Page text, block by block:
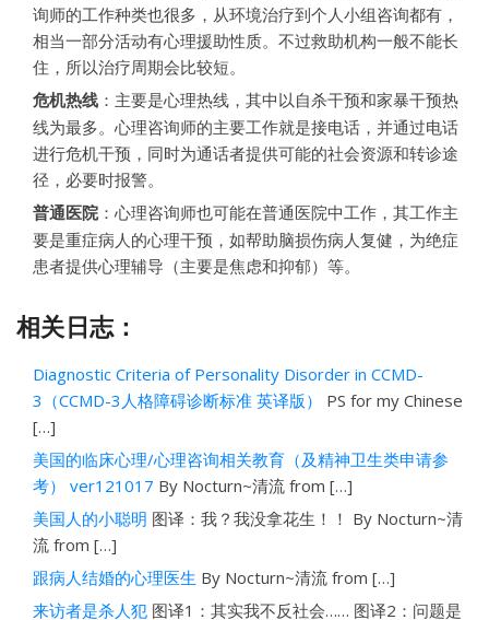
询师的工作种类也很多，从环境治疗到个人小组咨询都有，
相当一部分活动有心理援助性质。不过救助机构一般不能长
住，所以治疗周期会比较短。
危机热线 ：主要是心理热线，其中以自杀干预和家暴干预热
线为最多。心理咨询师的主要工作就是接电话，并通过电话
进行危机干预，同时为通话者提供可能的社会资源和转诊途
径，必要时报警。
普通医院：心理咨询师也可能在普通医院中工作，其工作主
要是重症病人的心理干预，如帮助脑损伤病人复健，为绝症
患者提供心理辅导（主要是焦虑和抑郁）等。
相关日志：
Diagnostic Criteria of Personality Disorder in CCMD-
3（CCMD-3人格障碍诊断标准 英译版）
PS for my Chinese
[…]
美国的临床心理/心理咨询相关教育（及精神卫生类申请参
考） ver121017 By Nocturn~清流 from […]
美国人的小聪明 图译：我？我没拿花生！！ By Nocturn~清
流 from […]
跟病人结婚的心理医生 By Nocturn~清流 from […]
来访者是杀人犯 图译1：其实我不反社会…… 图译2：问题是